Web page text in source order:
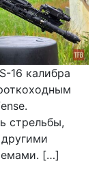
16 калибра
стрельбы,
[…]